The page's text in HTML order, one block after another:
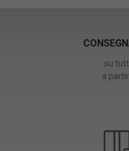
su
a